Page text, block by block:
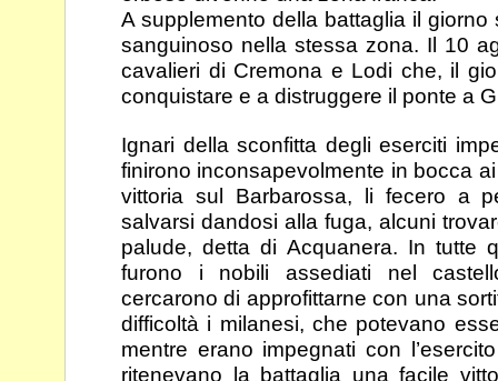
A supplemento della battaglia il
sanguinoso nella stessa zona. Il 10
cavalieri di Cremona e Lodi che, il
conquistare e a distruggere il ponte a
Ignari della sconfitta degli eserciti
finirono inconsapevolmente in bocca
vittoria sul Barbarossa, li fecero a
salvarsi dandosi alla fuga, alcuni
palude, detta di Acquanera. In tutte
furono i nobili assediati nel
cercarono di approfittarne con una
difficoltà i milanesi, che potevano
mentre erano impegnati con
ritenevano la battaglia una facile